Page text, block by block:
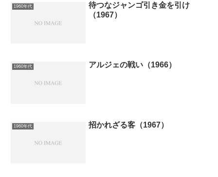
1960年代
待つなジャンゴ引き金を引け
（1967）
1960年代 アルジェの戦い（1966）
1960年代 招かれざる客（1967）